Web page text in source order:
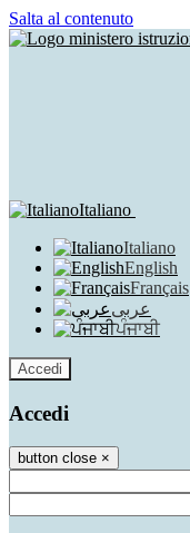
Salta al contenuto
Italiano
Italiano
English
Français
عربى
ਪੰਜਾਬੀ
Accedi
Accedi
button close ×